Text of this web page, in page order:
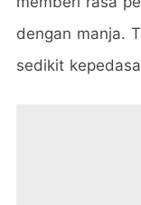
dengan manja.
sedikit